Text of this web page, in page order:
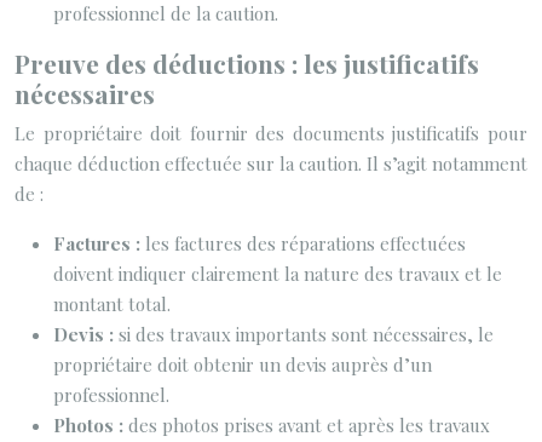
professionnel de la caution.
Preuve des déductions : les justificatifs
nécessaires
Le propriétaire doit fournir des documents justificatifs pour
chaque déduction effectuée sur la caution. Il s’agit notamment
de :
Factures : les factures des réparations effectuées
doivent indiquer clairement la nature des travaux et le
montant total.
Devis : si des travaux importants sont nécessaires, le
propriétaire doit obtenir un devis auprès d’un
professionnel.
Photos : des photos prises avant et après les travaux